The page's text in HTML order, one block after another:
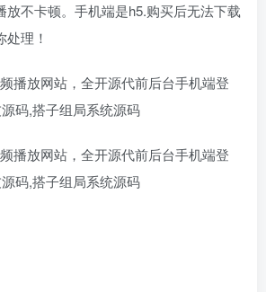
放不卡顿。手机端是h5.购买后无法下载
理！